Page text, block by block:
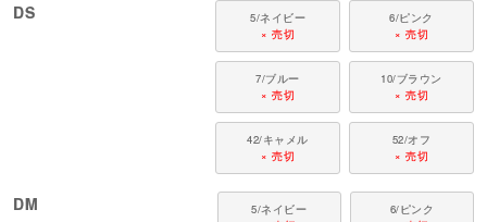
DS
5/ネイビー
× 売切
6/ピンク
× 売切
7/ブルー
× 売切
10/ブラウン
× 売切
42/キャメル
× 売切
52/オフ
× 売切
DM
5/ネイビー
6/ピンク